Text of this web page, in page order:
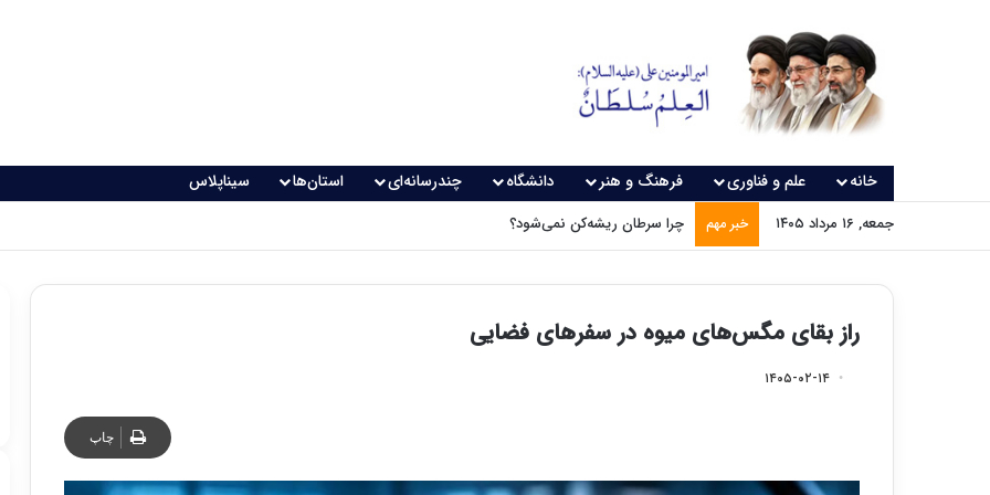
خانه علم و فناوری فرهنگ و هنر دانشگاه چندرسانه‌ای استان‌ها سیناپلاس
جمعه, ۱۶ مرداد ۱۴۰۵ خبر مهم چرا سرطان ریشه‌کن نمی‌شود؟
راز بقای مگس‌های میوه در سفرهای فضایی
۱۴۰۵-۰۲-۱۴
چاپ